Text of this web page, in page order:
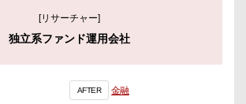
[リサーチャー]
独立系ファンド運用会社
AFTER 金融